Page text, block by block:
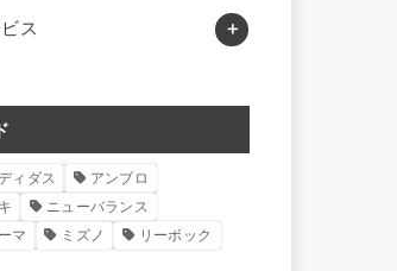
ス
ィダス
アンブロ
ニューバランス
マ ミズノ リーボック